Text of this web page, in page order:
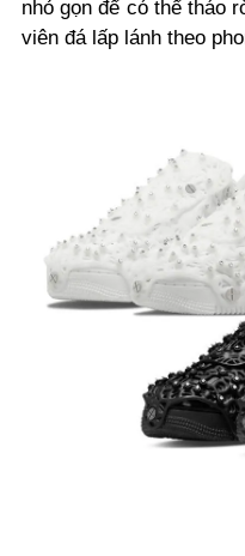
nhỏ gọn để có thể tháo
viên đá lấp lánh theo